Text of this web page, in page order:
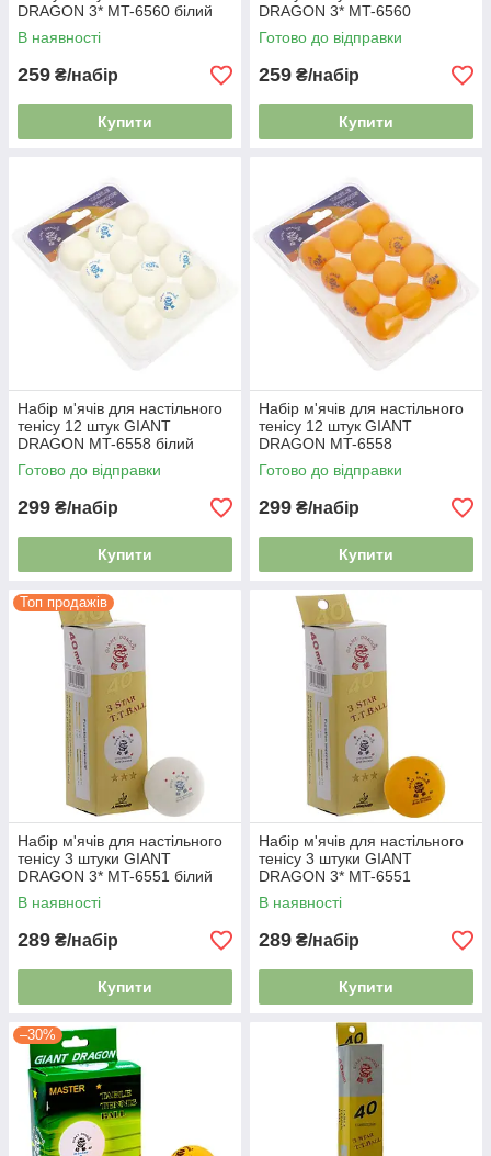
DRAGON 3* MT-6560 білий
В наявності
259 ₴/набір
Купити
DRAGON 3* MT-6560
помаранчевий
Готово до відправки
259 ₴/набір
Купити
Набір м'ячів для настільного
тенісу 12 штук GIANT
DRAGON MT-6558 білий
Готово до відправки
299 ₴/набір
Купити
Набір м'ячів для настільного
тенісу 12 штук GIANT
DRAGON MT-6558
помаранчевий
Готово до відправки
299 ₴/набір
Купити
Топ продажів
Набір м'ячів для настільного
тенісу 3 штуки GIANT
DRAGON 3* MT-6551 білий
В наявності
289 ₴/набір
Купити
Набір м'ячів для настільного
тенісу 3 штуки GIANT
DRAGON 3* MT-6551
помаранчевий
В наявності
289 ₴/набір
Купити
–30%